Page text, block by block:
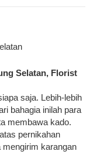
Selatan, Florist
saja. Lebih-lebih
bahagia inilah para
membawa kado.
pernikahan
mengirim karangan